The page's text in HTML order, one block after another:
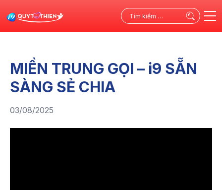
kiếm
MIỀN TRUNG GỌI – i9 SẴN
SÀNG SẺ CHIA
03/08/2025